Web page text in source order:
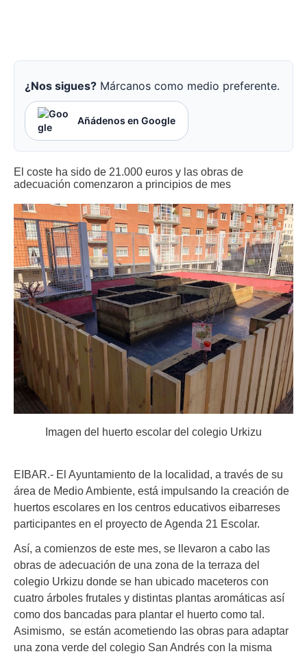
¿Nos sigues? Márcanos como medio preferente.
Añádenos en Google
El coste ha sido de 21.000 euros y las obras de
adecuación comenzaron a principios de mes
Imagen del huerto escolar del colegio Urkizu
EIBAR.- El Ayuntamiento de la localidad, a través de su
área de Medio Ambiente, está impulsando la creación de
huertos escolares en los centros educativos eibarreses
participantes en el proyecto de Agenda 21 Escolar.
Así, a comienzos de este mes, se llevaron a cabo las
obras de adecuación de una zona de la terraza del
colegio Urkizu donde se han ubicado maceteros con
cuatro árboles frutales y distintas plantas aromáticas así
como dos bancadas para plantar el huerto como tal.
Asimismo, se están acometiendo las obras para adaptar
una zona verde del colegio San Andrés con la misma